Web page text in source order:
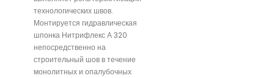
технологических швов.
Монтируется гидравлическая
шпонка Нитрифлекс А 320
непосредственно на
строительный шов в течение
монолитных и опалубочных